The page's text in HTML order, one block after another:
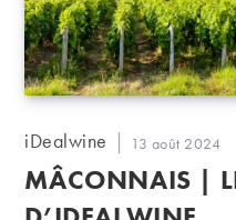
Auteur/autrice
la
publication :
iDealwine
Publication
publiée :
13 août 2024
MÂCONNAIS |